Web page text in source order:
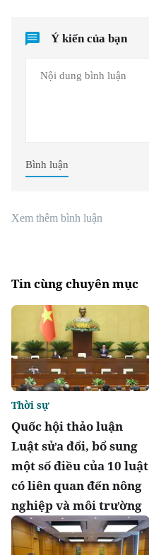
Ý kiến của bạn
Bình luận
Xem thêm bình luận
Tin cùng chuyên mục
Quốc hội thảo luận
Luật sửa đổi, bổ sung
một số điều của 10 luật
có liên quan đến nông
nghiệp và môi trường
Thời sự